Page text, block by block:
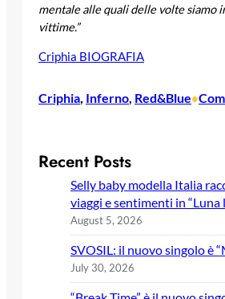
mentale alle quali delle volte siamo
vittime.”
Criphia BIOGRAFIA
Criphia, Inferno, Red&Blue•
Recent Posts
Selly baby modella Italia
viaggi e sentimenti in “Luna
August 5, 2026
SVOSIL: il nuovo singolo è
July 30, 2026